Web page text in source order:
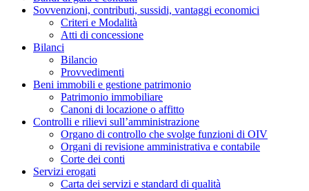
Sovvenzioni, contributi, sussidi, vantaggi economici
Criteri e Modalità
Atti di concessione
Bilanci
Bilancio
Provvedimenti
Beni immobili e gestione patrimonio
Patrimonio immobiliare
Canoni di locazione o affitto
Controlli e rilievi sull’amministrazione
Organo di controllo che svolge funzioni di OIV
Organi di revisione amministrativa e contabile
Corte dei conti
Servizi erogati
Carta dei servizi e standard di qualità